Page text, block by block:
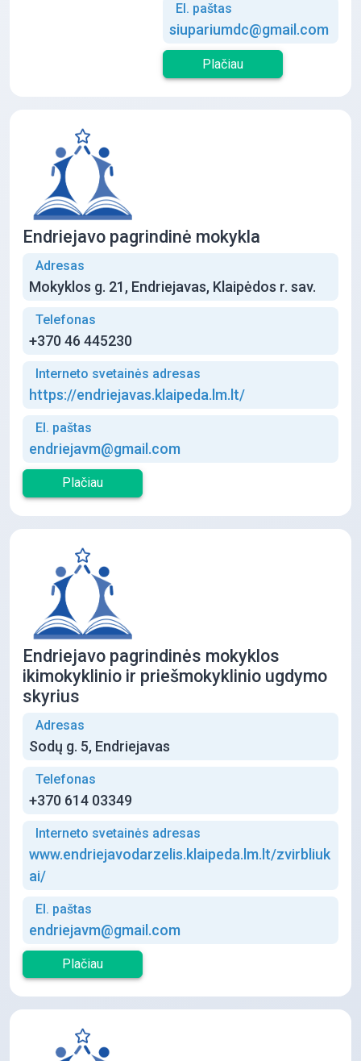
El. paštas
siupariumdc@gmail.com
Plačiau
Endriejavo pagrindinė mokykla
Adresas
Mokyklos g. 21, Endriejavas, Klaipėdos r. sav.
Telefonas
+370 46 445230
Interneto svetainės adresas
https://endriejavas.klaipeda.lm.lt/
El. paštas
endriejavm@gmail.com
Plačiau
Endriejavo pagrindinės mokyklos
ikimokyklinio ir priešmokyklinio ugdymo
skyrius
Adresas
Sodų g. 5, Endriejavas
Telefonas
+370 614 03349
Interneto svetainės adresas
www.endriejavodarzelis.klaipeda.lm.lt/zvirbliuk
ai/
El. paštas
endriejavm@gmail.com
Plačiau